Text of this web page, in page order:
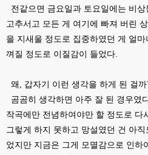
전같으면 금요일과 토요일에는 비상
고추서고 모든 게 여기에 빠져 버린
을 지새울 정도로 집중하였던 게 얼
껴질 정도로 이질감이 들었다.
왜, 갑자기 이런 생각을 하게 된 걸까
곰곰히 생각하면 아주 잘 된 경우였
작곡에만 전념하여야만 할 정도로 다
그렇게 하지 못하고 망설였던 건 아
었지만 지금은 그게 모멸감으로 인하